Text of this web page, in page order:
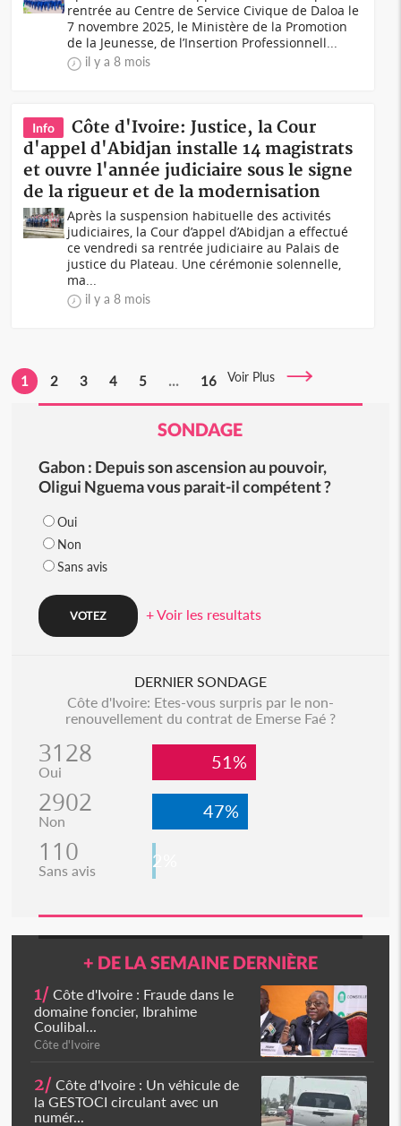
rentrée au Centre de Service Civique de Daloa le
7 novembre 2025, le Ministère de la Promotion
de la Jeunesse, de l’Insertion Professionnell...
il y a 8 mois
Info
Côte d'Ivoire: Justice, la Cour
d'appel d'Abidjan installe 14 magistrats
et ouvre l'année judiciaire sous le signe
de la rigueur et de la modernisation
Après la suspension habituelle des activités
judiciaires, la Cour d’appel d’Abidjan a effectué
ce vendredi sa rentrée judiciaire au Palais de
justice du Plateau. Une cérémonie solennelle,
ma...
il y a 8 mois
1 2 3 4 5 ... 16 Voir Plus
SONDAGE
Gabon : Depuis son ascension au pouvoir,
Oligui Nguema vous parait-il compétent ?
Oui
Non
Sans avis
+ Voir les resultats
DERNIER SONDAGE
Côte d'Ivoire: Etes-vous surpris par le non-
renouvellement du contrat de Emerse Faé ?
3128
Oui 51%
2902
Non 47%
110
Sans avis 2%
+ DE LA SEMAINE DERNIÈRE
1/ Côte d'Ivoire : Fraude dans le
domaine foncier, Ibrahime
Coulibal...
Côte d'Ivoire
2/ Côte d'Ivoire : Un véhicule de
la GESTOCI circulant avec un
numér...